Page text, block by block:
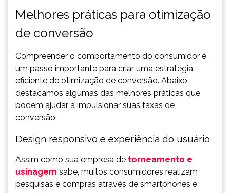
Melhores práticas para otimização
de conversão
Compreender o comportamento do consumidor é
um passo importante para criar uma estratégia
eficiente de otimização de conversão. Abaixo,
destacamos algumas das melhores práticas que
podem ajudar a impulsionar suas taxas de
conversão:
Design responsivo e experiência do usuário
Assim como sua empresa de torneamento e
usinagem sabe, muitos consumidores realizam
pesquisas e compras através de smartphones e